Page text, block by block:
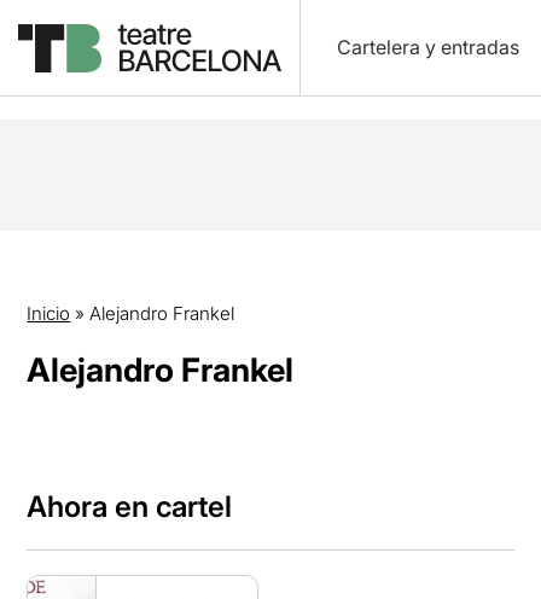
Cartelera y entradas
Inicio »Alejandro Frankel
Alejandro Frankel
Ahora en cartel